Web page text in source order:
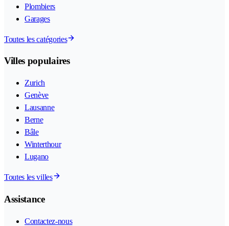
Plombiers
Garages
Toutes les catégories
Villes populaires
Zurich
Genève
Lausanne
Berne
Bâle
Winterthour
Lugano
Toutes les villes
Assistance
Contactez-nous